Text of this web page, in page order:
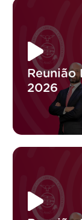
Reunião
2026